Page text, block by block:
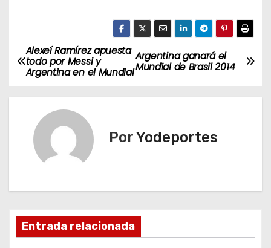
N
a
c
i
Argentina ganará el
Mundial de Brasil 2014
Alexeí Ramírez apuesta
todo por Messi y
Argentina en el Mundial
PorYodeportes
Entrada relacionada